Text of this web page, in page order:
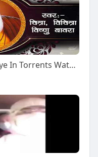
1080p Dil Se Teri Yaad Na Jaaye In Torrents Watch Online Dubbed Mp4 Rip Movie